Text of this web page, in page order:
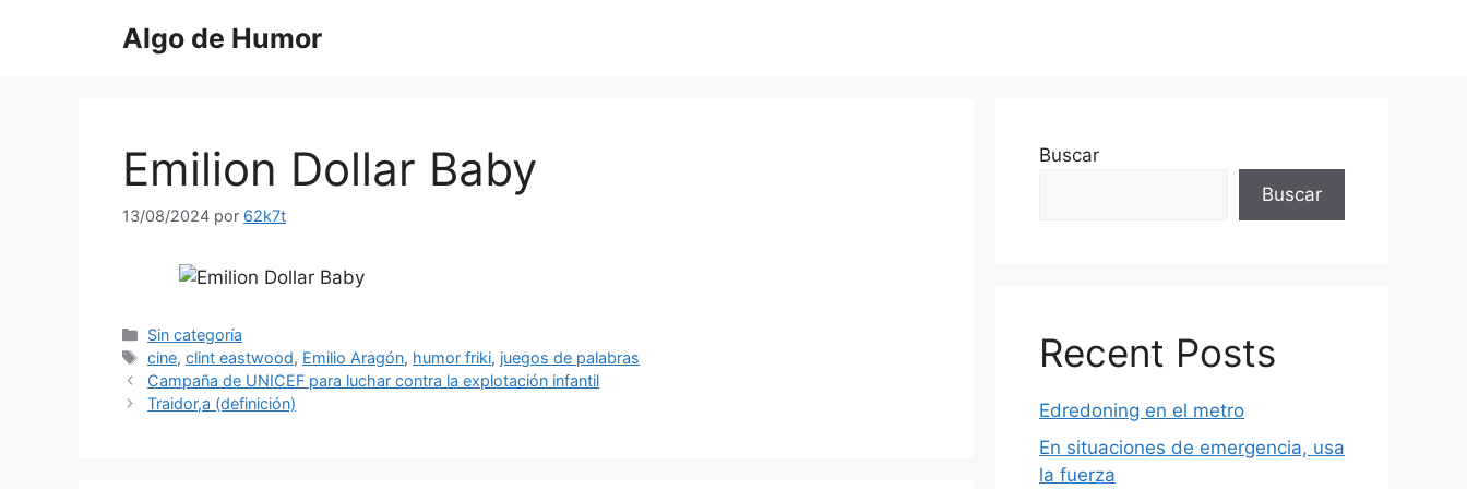
Algo de Humor
Emilion Dollar Baby
13/08/2024 por 62k7t
Categorías
Sin categoría
Etiquetas
cine,clint eastwood, Emilio Aragón, humor friki, juegos de palabras
Campaña de UNICEF para luchar contra la explotación infantil
Traidor,a (definición)
Buscar
Buscar
Recent Posts
Edredoning en el metro
En situaciones de emergencia, usa
la fuerza